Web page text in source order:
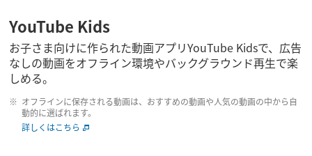
YouTube Kids
お子さま向けに作られた動画アプリYouTube Kidsで、広告
なしの動画をオフライン環境やバックグラウンド再生で楽
しめる。
オフラインに保存される動画は、おすすめの動画や人気の動画の中から自
動的に選ばれます。
詳しくはこちら